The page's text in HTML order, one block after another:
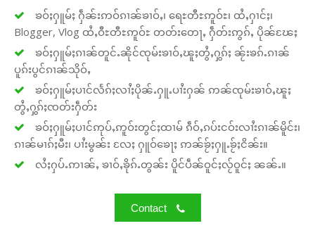
ၶဝ်ႈႁူမ်ႈ ႁဵၼ်းဢဝ်ၵၢၼ်ၶၢဝ်ႇ၊ ရေႊတီႊဢူဝ်ႊ၊ ထႆႇႁၢင်ႈ၊
Blogger, Vlog ထႆႇဝီႊတီႊဢူဝ်ႊ တတ်းတေႃႇ ႁဵတ်းဢွၵ်ႇ ပိုၼ်ၽႄႈ
ၶဝ်ႈႁူမ်ႈၵၢၼ်တူင်ႉၼိုင်ၸုမ်းၶၢဝ်ႇၽူႈတွႆႇႁွၵ်ႈ ၼႂ်းၶၵ်ႉၵၢၼ်
ပူၵ်းပွင်ၵၢၼ်သိုဝ်ႇ
ၶဝ်ႈႁူမ်ႈပၢင်လႅၵ်ႈလၢႆႈပိုၼ်ႉႁူႉပၢႆးႁၼ် ဢၼ်ၸုမ်းၶၢဝ်ႇၽူႈ
တွႆႇႁွၵ်ႈၸတ်းႁဵတ်း
ၶဝ်ႈႁူမ်ႈပၢင်ဢုပ်ႇဢူဝ်းတွင်ႈထၢမ် ၵဵဝ်ႇၵပ်းငဝ်းလၢႆးၵၢၼ်မိူင်း၊
ၵၢၼ်မၢၵ်ႈမီး၊ ပၢႆးမွၼ်း လႄႈ ႁူဝ်ၶေႃႈ ဢၼ်ၶႂ်ႈႁူႉၶႂ်ႈငိၼ်း။
လႆႈႁပ်ႉဢၢၼ်ႇ ၶၢဝ်ႇၶိုၵ်ႉတွၼ်း ပိူင်ပဵၼ်ဝူင်ႈလႂ်ဝူင်ႈ ၼၼ်ႉ။
Contact